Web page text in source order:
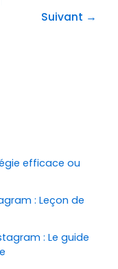
Suivant →
efficace ou
: Leçon de
: Le guide